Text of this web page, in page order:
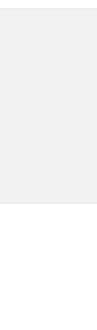
Freze de pamant